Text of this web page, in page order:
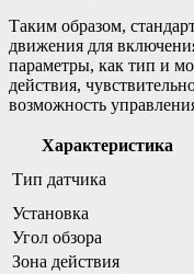
Таким образом,
движения для
параметры, как тип и
действия,
возможность
Характеристика
Тип датчика
Установка
Угол обзора
Зона действия